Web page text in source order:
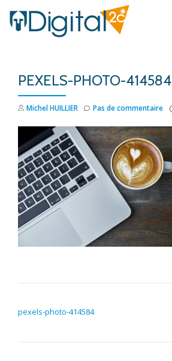
Aller
PEXELS-PHOTO-414584
Michel HUILLIER Pas de commentaire
pexels-photo-414584